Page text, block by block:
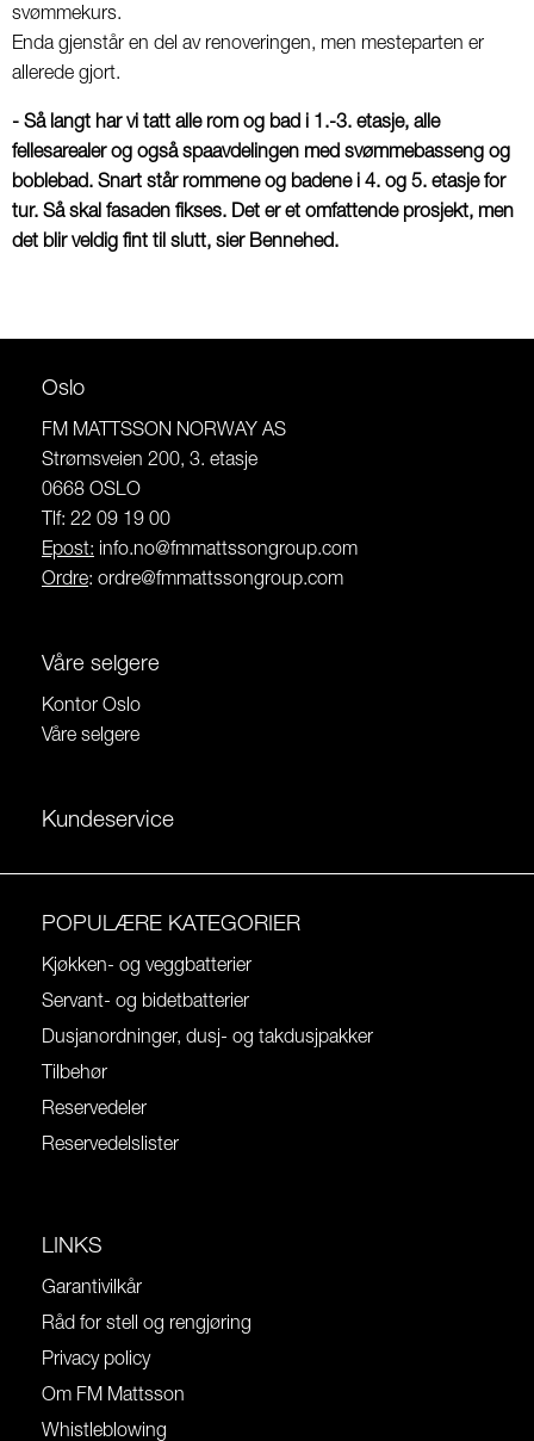
svømmekurs.
Enda gjenstår en del av renoveringen, men mesteparten er
allerede gjort.
- Så langt har vi tatt alle rom og bad i 1.-3. etasje, alle
fellesarealer og også spaavdelingen med svømmebasseng og
boblebad. Snart står rommene og badene i 4. og 5. etasje for
tur. Så skal fasaden fikses. Det er et omfattende prosjekt, men
det blir veldig fint til slutt, sier Bennehed.
Oslo
FM MATTSSON NORWAY AS
Strømsveien 200, 3. etasje
0668 OSLO
Tlf: 22 09 19 00
Epost: info.no@fmmattssongroup.com
Ordre: ordre@fmmattssongroup.com
Våre selgere
Kontor Oslo
Våre selgere
Kundeservice
POPULÆRE KATEGORIER
Kjøkken- og veggbatterier
Servant- og bidetbatterier
Dusjanordninger, dusj- og takdusjpakker
Tilbehør
Reservedeler
Reservedelslister
LINKS
Garantivilkår
Råd for stell og rengjøring
Privacy policy
Om FM Mattsson
Whistleblowing